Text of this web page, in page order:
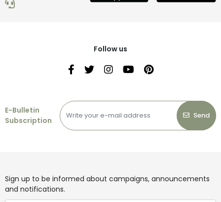
Follow us
E-Bulletin
Subscription
Send
Sign up to be informed about campaigns, announcements
and notifications.